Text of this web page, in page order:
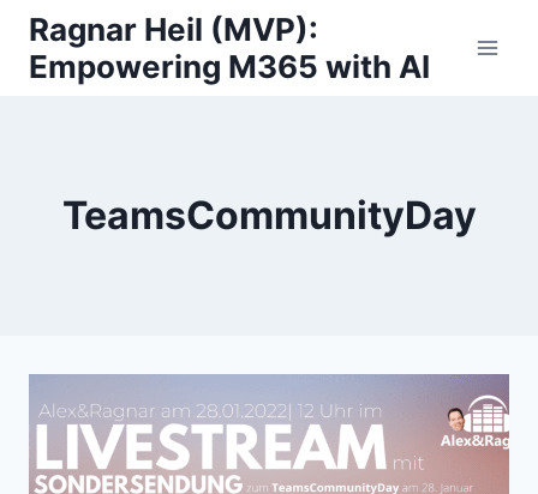
Skip
content
Ragnar Heil (MVP):
Empowering M365 with AI
TeamsCommunityDay